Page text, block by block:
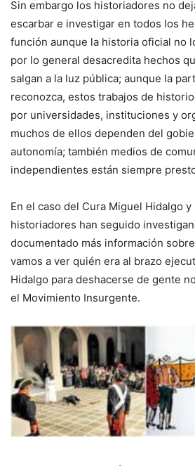
Sin embargo los historiadores no
escarbar e investigar en todos los
función aunque la historia oficial no
por lo general desacredita hechos
salgan a la luz pública; aunque la
reconozca, estos trabajos de
por universidades, instituciones y
muchos de ellos dependen del
autonomía; también medios de
independientes están siempre
En el caso del Cura Miguel Hidalgo
historiadores han seguido
documentado más información
vamos a ver quién era al brazo
Hidalgo para deshacerse de gente
el Movimiento Insurgente.